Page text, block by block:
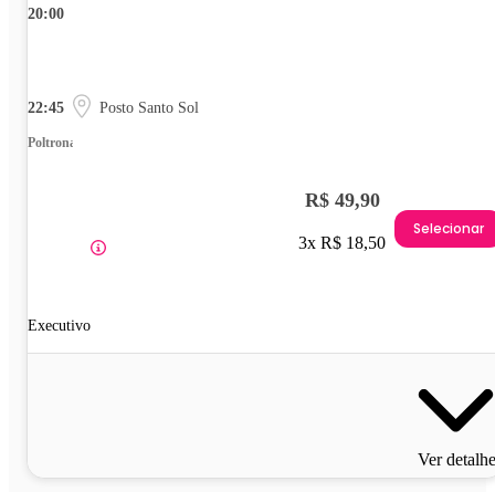
20:00
22:45 Posto Santo Sol
Poltrona
Executivo
R$ 49,90
3x R$ 18,50
Selecionar
Ver